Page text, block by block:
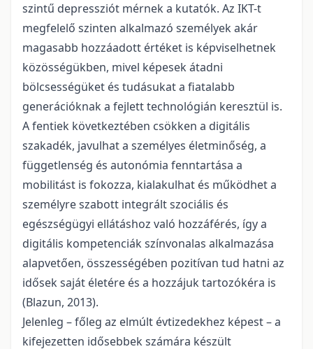
szintű depressziót mérnek a kutatók. Az IKT-t
megfelelő szinten alkalmazó személyek akár
magasabb hozzáadott értéket is képviselhetnek
közösségükben, mivel képesek átadni
bölcsességüket és tudásukat a fiatalabb
generációknak a fejlett technológián keresztül is.
A fentiek következtében csökken a digitális
szakadék, javulhat a személyes életminőség, a
függetlenség és autonómia fenntartása a
mobilitást is fokozza, kialakulhat és működhet a
személyre szabott integrált szociális és
egészségügyi ellátáshoz való hozzáférés, így a
digitális kompetenciák színvonalas alkalmazása
alapvetően, összességében pozitívan tud hatni az
idősek saját életére és a hozzájuk tartozókéra is
(Blazun, 2013).
Jelenleg – főleg az elmúlt évtizedekhez képest – a
kifejezetten idősebbek számára készült